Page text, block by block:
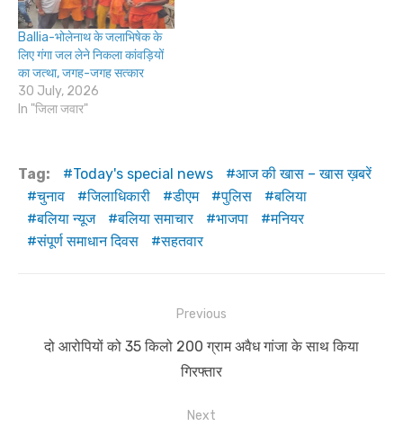
Ballia-भोलेनाथ के जलाभिषेक के
लिए गंगा जल लेने निकला कांवड़ियों
का जत्था, जगह-जगह सत्कार
30 July, 2026
In "जिला जवार"
Tag: Today's special news
आज की खास – खास ख़बरें
चुनाव
जिलाधिकारी डीएम पुलिस
बलिया
बलिया न्यूज
बलिया समाचार भाजपा
मनियर
संपूर्ण समाधान दिवस
सहतवार
navigation
Previous
Previous
दो आरोपियों को 35 किलो 200 ग्राम अवैध गांजा के साथ किया
गिरफ्तार
Next